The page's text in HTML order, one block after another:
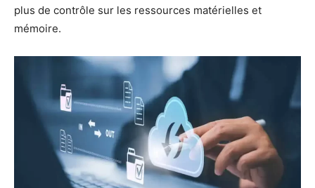
plus de contrôle sur les ressources matérielles et
mémoire.